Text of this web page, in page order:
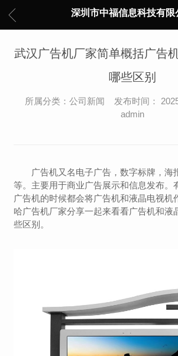
深圳市中福信息科技有限
武汉广告机厂家简单概括广告
哪些区别
所属分类：公司新闻 发布时间：
admin
广告机又名电子广告，数字标牌，海
等。主要用于商业广告展示和信息发布。
广告机的时候都会将广告机和液晶电视机
哈广告机厂家分享一起来看看广告机和液
些区别。